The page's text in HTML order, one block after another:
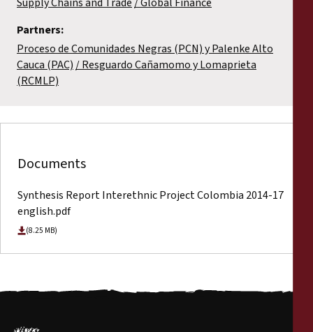
Partners:
Proceso de Comunidades Negras (PCN) y Palenke Alto
Cauca (PAC)
Resguardo Cañamomo y Lomaprieta
(RCMLP)
Documents
Synthesis Report Interethnic Project Colombia 2014-17
english.pdf
(8.25 MB)